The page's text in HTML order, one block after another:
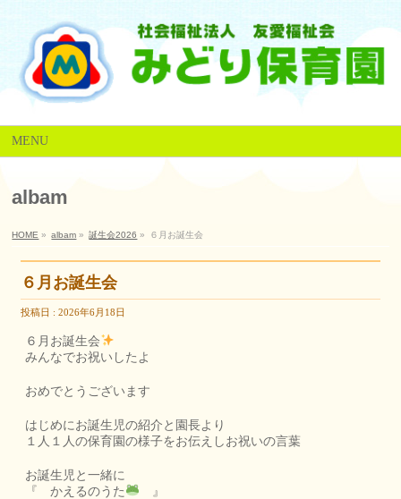
MENU
albam
HOME » albam » 誕生会2026 » ６月お誕生会
６月お誕生会
投稿日 : 2026年6月18日
６月お誕生会
みんなでお祝いしたよ
おめでとうございます
はじめにお誕生児の紹介と園長より
１人１人の保育園の様子をお伝えしお祝いの言葉
お誕生児と一緒に
『 かえるのうた
』